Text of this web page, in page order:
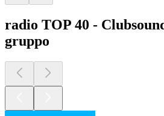
radio TOP 40 -
gruppo